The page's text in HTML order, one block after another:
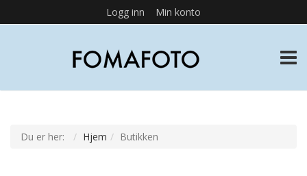
Logg inn Min konto
Du er her: Hjem Butikken